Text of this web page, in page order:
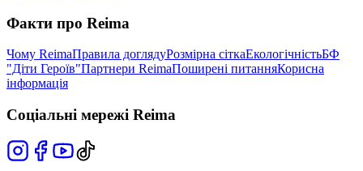
Факти про Reima
Чому ReimaПравила доглядуРозмірна сіткаЕкологічністьБФ
"Діти Героїв"Партнери ReimaПоширені питанняКорисна
інформація
Соціальні мережі Reima